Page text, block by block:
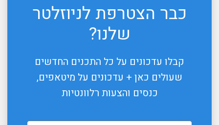
כבר הצטרפת לניוזלטר
שלנו?
קבלו עדכונים על כל התכנים החדשים
שעולים כאן + עדכונים על מיטאפים,
כנסים והצעות רלוונטיות